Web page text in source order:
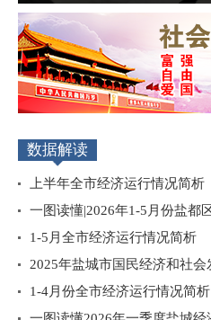
数据解读
上半年全市经济运行情况简析
1-5月全市经济运行情况简析
1-4月份全市经济运行情况简析